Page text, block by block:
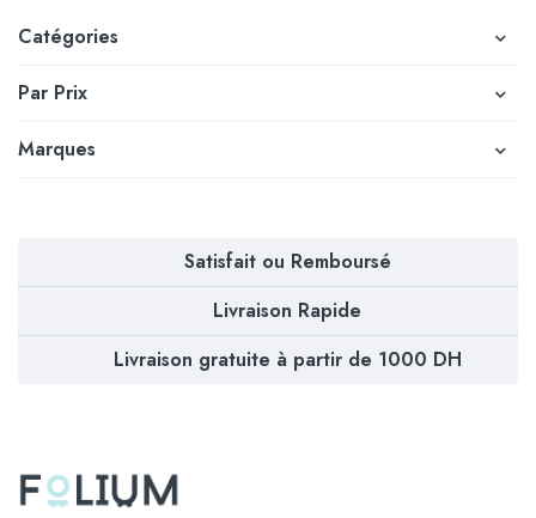
Catégories
Par Prix
Marques
Satisfait ou Remboursé
Livraison Rapide
Livraison gratuite à partir de 1000 DH